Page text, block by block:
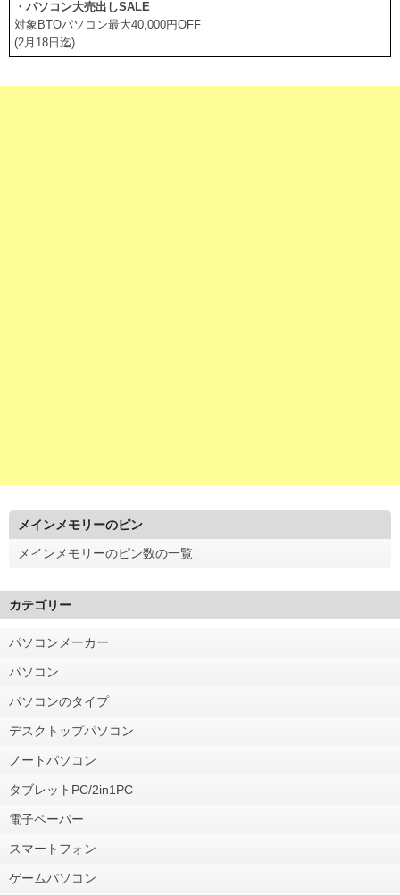
・パソコン大売出しSALE
対象BTOパソコン最大40,000円OFF
(2月18日迄)
メインメモリーのピン
メインメモリーのピン数の一覧
カテゴリー
パソコンメーカー
パソコン
パソコンのタイプ
デスクトップパソコン
ノートパソコン
タブレットPC/2in1PC
電子ペーパー
スマートフォン
ゲームパソコン